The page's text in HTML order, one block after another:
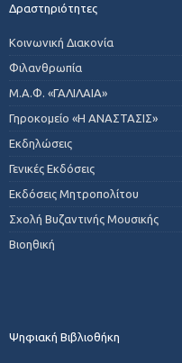
Δραστηριότητες
Κοινωνική Διακονία
Φιλανθρωπία
Μ.Α.Φ. «ΓΑΛΙΛΑΙΑ»
Γηροκομείο «Η ΑΝΑΣΤΑΣΙΣ»
Εκδηλώσεις
Γενικές Εκδόσεις
Εκδόσεις Μητροπολίτου
Σχολή Βυζαντινής Μουσικής
Βιοηθική
Ψηφιακή Βιβλιοθήκη